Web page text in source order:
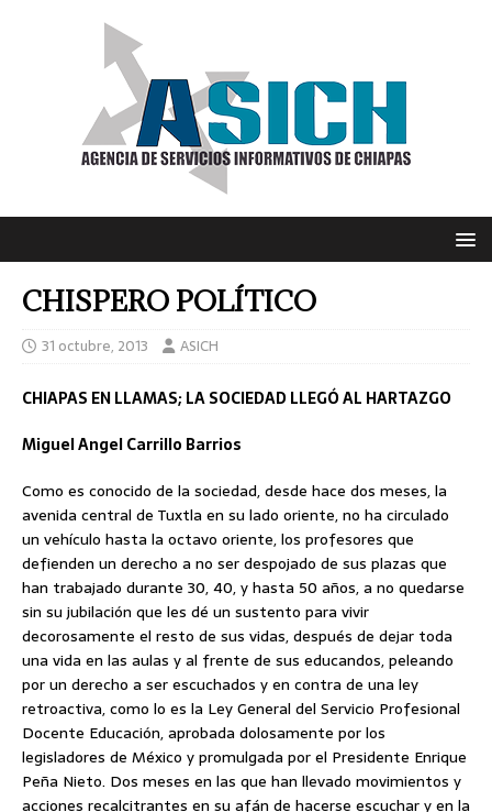
CHISPERO POLÍTICO
31 octubre, 2013 ASICH
CHIAPAS EN LLAMAS; LA SOCIEDAD LLEGÓ AL HARTAZGO
Miguel Angel Carrillo Barrios
Como es conocido de la sociedad, desde hace dos meses, la
avenida central de Tuxtla en su lado oriente, no ha circulado
un vehículo hasta la octavo oriente, los profesores que
defienden un derecho a no ser despojado de sus plazas que
han trabajado durante 30, 40, y hasta 50 años, a no quedarse
sin su jubilación que les dé un sustento para vivir
decorosamente el resto de sus vidas, después de dejar toda
una vida en las aulas y al frente de sus educandos, peleando
por un derecho a ser escuchados y en contra de una ley
retroactiva, como lo es la Ley General del Servicio Profesional
Docente Educación, aprobada dolosamente por los
legisladores de México y promulgada por el Presidente Enrique
Peña Nieto. Dos meses en las que han llevado movimientos y
acciones recalcitrantes en su afán de hacerse escuchar y en la